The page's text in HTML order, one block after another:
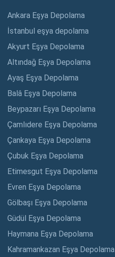
Ankara Eşya Depolama
İstanbul eşya depolama
Akyurt Eşya Depolama
Altındağ Eşya Depolama
Ayaş Eşya Depolama
Balâ Eşya Depolama
Beypazarı Eşya Depolama
Çamlıdere Eşya Depolama
Çankaya Eşya Depolama
Çubuk Eşya Depolama
Etimesgut Eşya Depolama
Evren Eşya Depolama
Gölbaşı Eşya Depolama
Güdül Eşya Depolama
Haymana Eşya Depolama
Kahramankazan Eşya Depolama